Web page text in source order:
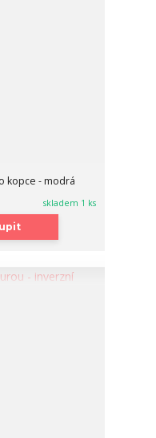
kopce - modrá
skladem 1 ks